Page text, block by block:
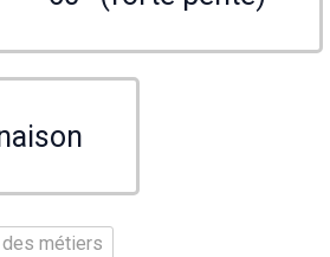
des métiers